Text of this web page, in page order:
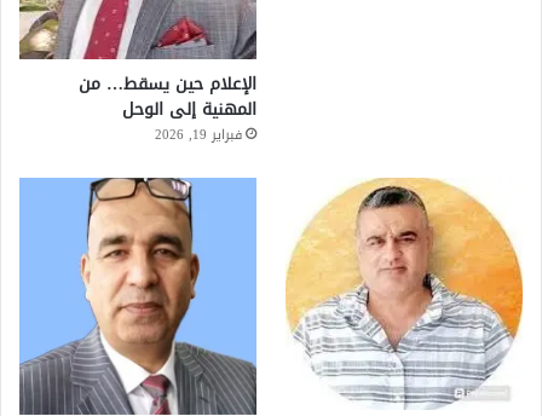
الإعلام حين يسقط… من
المهنية إلى الوحل
فبراير 19, 2026